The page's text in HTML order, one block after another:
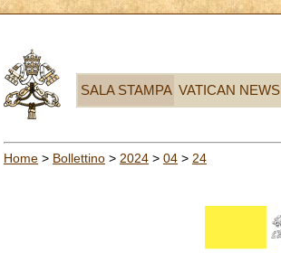
SALA STAMPA VATICAN NEWS
Home > Bollettino > 2024 > 04 > 24